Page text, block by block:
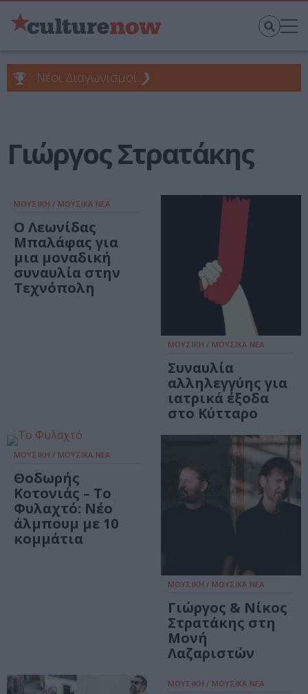
Νέοι Διαγωνισμοί ❯
Γιώργος Στρατάκης
ΜΟΥΣΙΚΗ / ΜΟΥΣΙΚΑ ΝΕΑ
Ο Λεωνίδας
Μπαλάφας για
μια μοναδική
συναυλία στην
Τεχνόπολη
ΜΟΥΣΙΚΗ / ΜΟΥΣΙΚΑ ΝΕΑ
Συναυλία
αλληλεγγύης για
ιατρικά έξοδα
στο Κύτταρο
ΜΟΥΣΙΚΗ / ΜΟΥΣΙΚΑ ΝΕΑ
Θοδωρής
Κοτονιάς – Το
Φυλαχτό: Νέο
άλμπουμ με 10
κομμάτια
ΜΟΥΣΙΚΗ / ΜΟΥΣΙΚΑ ΝΕΑ
Γιώργος & Νίκος
Στρατάκης στη
Μονή
Λαζαριστών
ΜΟΥΣΙΚΗ / ΜΟΥΣΙΚΑ ΝΕΑ